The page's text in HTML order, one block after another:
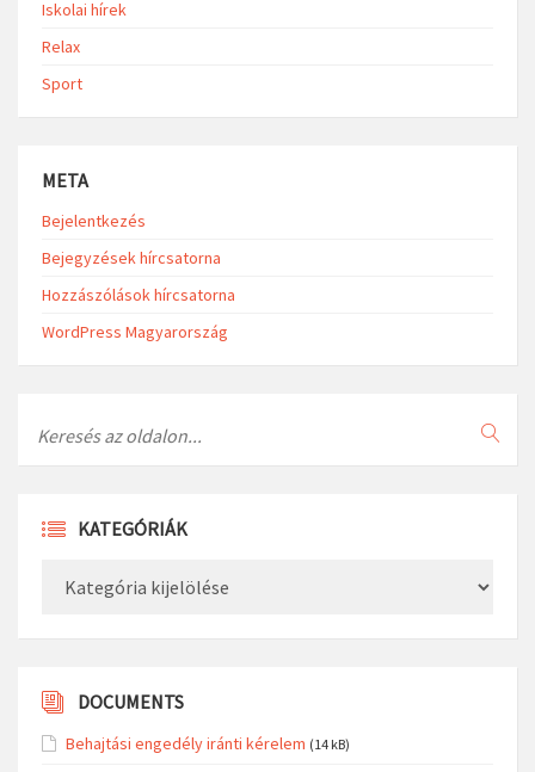
Iskolai hírek
Relax
Sport
META
Bejelentkezés
Bejegyzések hírcsatorna
Hozzászólások hírcsatorna
WordPress Magyarország
KATEGÓRIÁK
DOCUMENTS
Behajtási engedély iránti kérelem (14 kB)